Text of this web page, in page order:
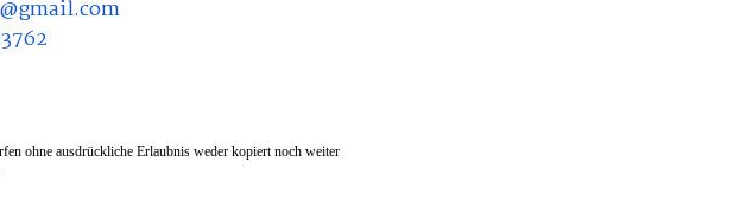
ohneausdrückliche Erlaubnisweder kopiert noch weiter